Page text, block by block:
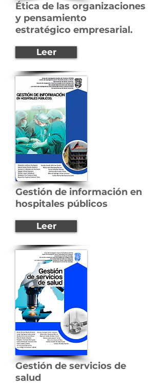
Ética de las organizaciones
y pensamiento
estratégico empresarial.
Leer
Gestión de información en
hospitales públicos
Leer
Gestión de servicios de
salud